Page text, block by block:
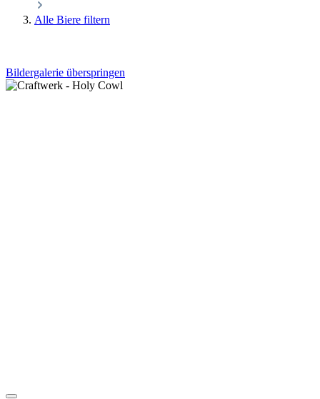
Alle Biere filtern
Bildergalerie überspringen